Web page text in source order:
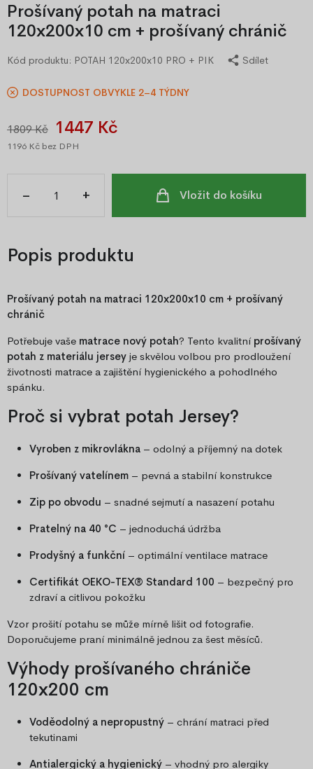
Prošívaný potah na matraci
120x200x10 cm + prošívaný chránič
Kód produktu: POTAH 120x200x10 PRO + PIK Sdílet
DOSTUPNOST OBVYKLE 2–4 TÝDNY
1809 Kč 1447 Kč
1196 Kč bez DPH
– + Vložit do košíku
Popis produktu
Prošívaný potah na matraci 120x200x10 cm + prošívaný
chránič
Potřebuje vaše matrace nový potah? Tento kvalitní prošívaný
potah z materiálu jersey je skvělou volbou pro prodloužení
životnosti matrace a zajištění hygienického a pohodlného
spánku.
Proč si vybrat potah Jersey?
Vyroben z mikrovlákna – odolný a příjemný na dotek
Prošívaný vatelínem – pevná a stabilní konstrukce
Zip po obvodu – snadné sejmutí a nasazení potahu
Pratelný na 40 °C – jednoduchá údržba
Prodyšný a funkční – optimální ventilace matrace
Certifikát OEKO-TEX® Standard 100 – bezpečný pro
zdraví a citlivou pokožku
Vzor prošití potahu se může mírně lišit od fotografie.
Doporučujeme praní minimálně jednou za šest měsíců.
Výhody prošívaného chrániče
120x200 cm
Voděodolný a nepropustný – chrání matraci před
tekutinami
Antialergický a hygienický – vhodný pro alergiky